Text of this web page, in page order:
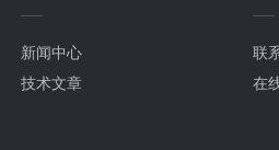
新闻中心
技术文章
联
在